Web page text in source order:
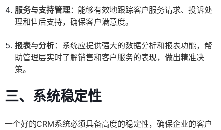
服务与支持管理：能够有效地跟踪客户服务请求、投诉处
理和售后支持，确保客户满意度。
报表与分析：系统应提供强大的数据分析和报表功能，帮
助管理层实时了解销售和客户服务的表现，做出精准决
策。
三、系统稳定性
一个好的CRM系统必须具备高度的稳定性，确保企业的客户